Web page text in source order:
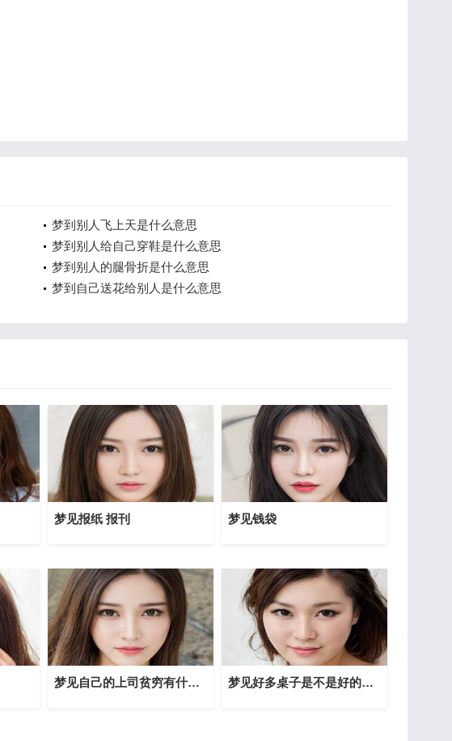
梦到别人飞上天是什么意思
梦到别人给自己穿鞋是什么意思
梦到别人的腿骨折是什么意思
梦到自己送花给别人是什么意思
梦见报纸 报刊 梦见钱袋
梦见自己的上司贫穷有什么意义吗？ 梦见好多桌子是不是好的征兆呢？